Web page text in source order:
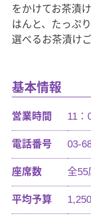
をかけてお茶漬
はんと、たっぷ
選べるお茶漬け
基本情報
営業時間 11：
電話番号 03-
座席数 全55
平均予算